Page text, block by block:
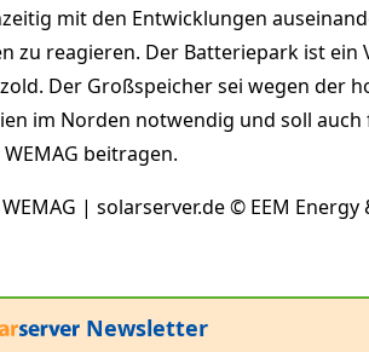
mit den Entwicklungen
zu reagieren. Der Batteriepark ist ein
Der Großspeicher sei wegen der
im Norden notwendig und soll auch
beitragen.
| solarserver.de © EEM
Newsletter